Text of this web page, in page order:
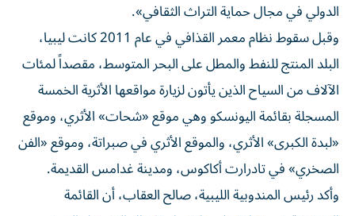
الدولي في مجال حماية التراث الثقافي».
وقبل سقوط نظام معمر القذافي في عام 2011 كانت ليبيا،
البلد المنتج للنفط والمطل على البحر المتوسط، ‌مقصداً لمئات
الآلاف من السياح الذين يأتون لزيارة مواقعها الأثرية الخمسة
المسجلة بقائمة اليونسكو وهي موقع «شحات» ⁠الأثري، وموقع
«لبدة الكبرى» الأثري، والموقع الأثري في صبراتة، وموقع «الفن
الصخري» في تادرارت أكاكوس، ومدينة غدامس القديمة.
وأكد رئيس المندوبية الليبية، صالح العقاب، أن القائمة